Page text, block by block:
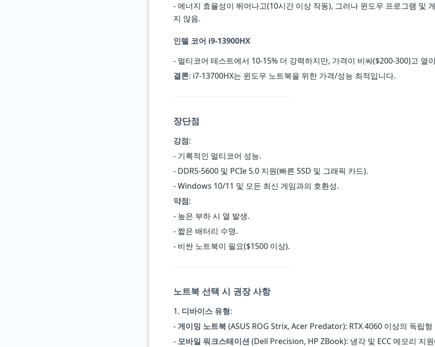
- 에너지 효율성이 뛰어나고(10시간 이상 작동), 그러나 윈도우 프로그램 및
지 않음.
인텔 코어 i9-13900HX
- 멀티코어 테스트에서 10-15% 더 강력하지만, 가격이 비싸($200-300)고 열
결론: i7-13700HX는 윈도우 노트북을 위한 가격/성능 최적입니다.
장단점
강점:
- 기록적인 멀티코어 성능.
- DDR5-5600 및 PCIe 5.0 지원(빠른 SSD 및 그래픽 카드).
- Windows 10/11 및 모든 최신 게임과의 호환성.
약점:
- 높은 부하 시 열 발생.
- 짧은 배터리 수명.
- 비싼 노트북이 필요($1500 이상).
노트북 선택 시 권장 사항
1. 디바이스 유형:
-게이밍 노트북(ASUS ROG Strix, Acer Predator): RTX 4060 이상의 독립형
- 모바일 워크스테이션 (Dell Precision, HP ZBook): 냉각 및 ECC 메모리 지